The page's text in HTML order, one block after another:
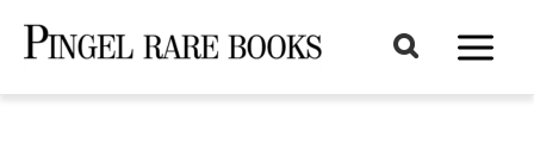
Main